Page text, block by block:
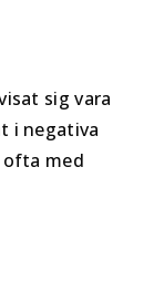
sig vara
i negativa
med